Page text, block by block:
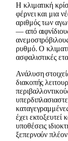
Η κλιματική
φέρνει και μια
αριθμός των
— από
ρυθμό. Ο
ασφαλιστικές
Ανάλυση
διακοπής
έχει εκτοξευτεί
υποθέσεις
ξεπερνούν